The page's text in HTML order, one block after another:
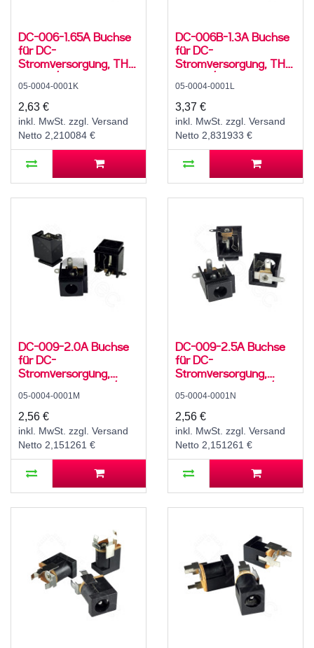
DC-006-1.65A Buchse
für DC-
Stromversorgung, THT,
für 3,5 / 1,75 mm
Hohlstecker, 30 V, 500
mA, 90°, -20..70 °C
05-0004-0001K
2,63 €
inkl. MwSt. zzgl. Versand
Netto 2,210084 €
DC-006B-1.3A Buchse
für DC-
Stromversorgung, THT,
für 3,5 / 1,35 mm
Hohlstecker, 30 V, 500
mA, 90°, -20..70 °C
05-0004-0001L
3,37 €
inkl. MwSt. zzgl. Versand
Netto 2,831933 €
DC-009-2.0A Buchse
für DC-
Stromversorgung,
Lötfahnen, für 5,5 / 2,1
mm Hohlstecker, 30 V,
500 mA, 90°, -20..70
°C
05-0004-0001M
2,56 €
inkl. MwSt. zzgl. Versand
Netto 2,151261 €
DC-009-2.5A Buchse
für DC-
Stromversorgung,
Lötfahnen, für 5,5 / 2,5
mm Hohlstecker, 30 V,
500 mA, 90°, -20..70
°C
05-0004-0001N
2,56 €
inkl. MwSt. zzgl. Versand
Netto 2,151261 €